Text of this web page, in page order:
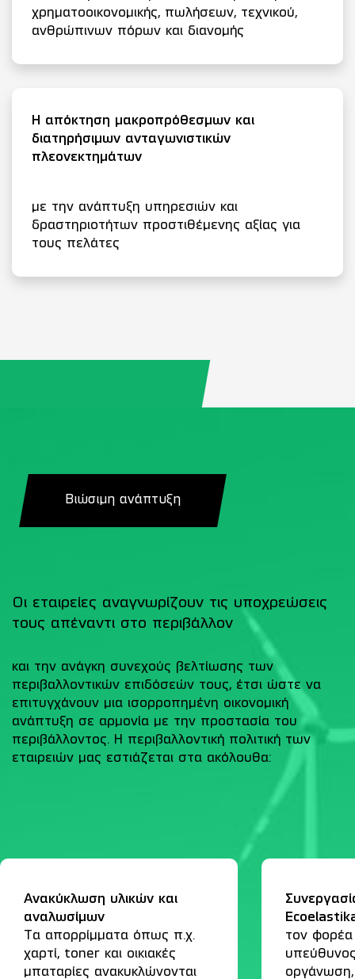
χρηματοοικονομικής, πωλήσεων, τεχνικού,
ανθρώπινων πόρων και διανομής
Η απόκτηση μακροπρόθεσμων και
διατηρήσιμων ανταγωνιστικών
πλεονεκτημάτων
με την ανάπτυξη υπηρεσιών και
δραστηριοτήτων προστιθέμενης αξίας για
τους πελάτες
Βιώσιμη ανάπτυξη
Οι εταιρείες αναγνωρίζουν τις υποχρεώσεις
τους απέναντι στο περιβάλλον
και την ανάγκη συνεχούς βελτίωσης των
περιβαλλοντικών επιδόσεών τους, έτσι ώστε να
επιτυγχάνουν μια ισορροπημένη οικονομική
ανάπτυξη σε αρμονία με την προστασία του
περιβάλλοντος. Η περιβαλλοντική πολιτική των
εταιρειών μας εστιάζεται στα ακόλουθα:
Ανακύκλωση υλικών και
αναλωσίμων
Τα απορρίμματα όπως π.χ.
χαρτί, toner και οικιακές
μπαταρίες ανακυκλώνονται
τον φορέα
οργάνωση,